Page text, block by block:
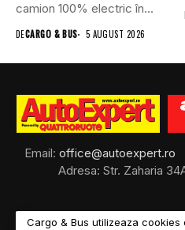
camion 100% electric în...
DECARGO & BUS 5 AUGUST 2026
Email: office@autoexpert.ro
Adresa: Str. Zaharia
Cargo & Bus utilizeaza cookies